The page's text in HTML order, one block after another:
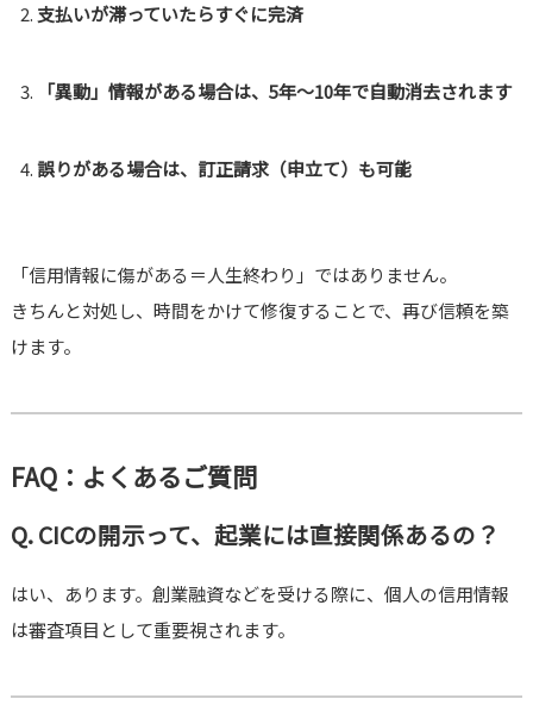
支払いが滞っていたらすぐに完済
「異動」情報がある場合は、5年〜10年で自動消去されます
誤りがある場合は、訂正請求（申立て）も可能
「信用情報に傷がある＝人生終わり」ではありません。
きちんと対処し、時間をかけて修復することで、再び信頼を築
けます。
FAQ：よくあるご質問
Q. CICの開示って、起業には直接関係あるの？
はい、あります。創業融資などを受ける際に、個人の信用情報
は審査項目として重要視されます。